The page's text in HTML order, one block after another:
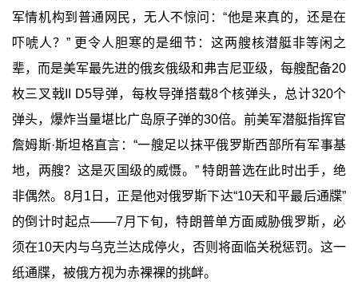
军情机构到普通网民，无人不惊问：“他是来真的，还是在
吓唬人？” 更令人胆寒的是细节：这两艘核潜艇非等闲之
辈，而是美军最先进的俄亥俄级和弗吉尼亚级，每艘配备20
枚三叉戟II D5导弹，每枚导弹搭载8个核弹头，总计320个
弹头，爆炸当量堪比广岛原子弹的30倍。前美军潜艇指挥官
詹姆斯·斯坦格直言：“一艘足以抹平俄罗斯西部所有军事基
地，两艘？这是灭国级的威慑。” 特朗普选在此时出手，绝
非偶然。8月1日，正是他对俄罗斯下达“10天和平最后通牒”
的倒计时起点——7月下旬，特朗普单方面威胁俄罗斯，必
须在10天内与乌克兰达成停火，否则将面临关税惩罚。这一
纸通牒，被俄方视为赤裸裸的挑衅。